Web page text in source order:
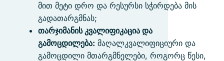
მით მეტი დრო და რესურსი სჭირდება მის
გადათარგმნას;
თარჯიმანის კვალიფიკაცია და
გამოცდილება: მაღალკვალიფიციური და
გამოცდილი მთარგმნელები, როგორც წესი,